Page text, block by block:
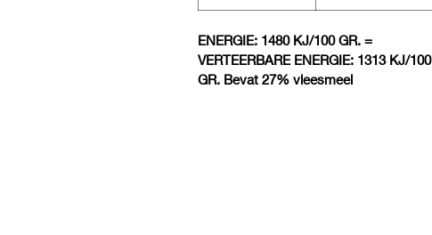
ENERGIE: 1480 KJ/100 GR. =
VERTEERBARE ENERGIE: 1313 KJ/100
GR. Bevat 27% vleesmeel